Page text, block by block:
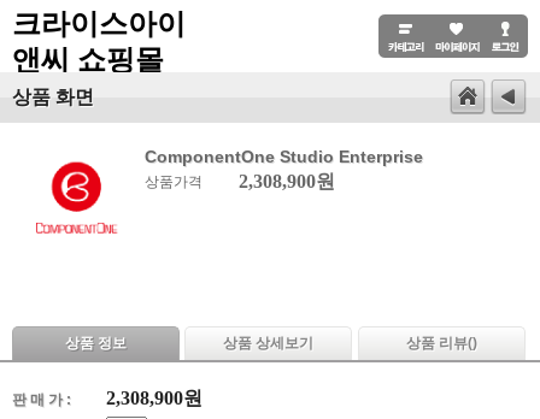
크라이스아이
앤씨 쇼핑몰
상품 화면
ComponentOne Studio Enterprise
상품가격 2,308,900원
상품 정보 상품 상세보기 상품 리뷰()
판 매 가 : 2,308,900원